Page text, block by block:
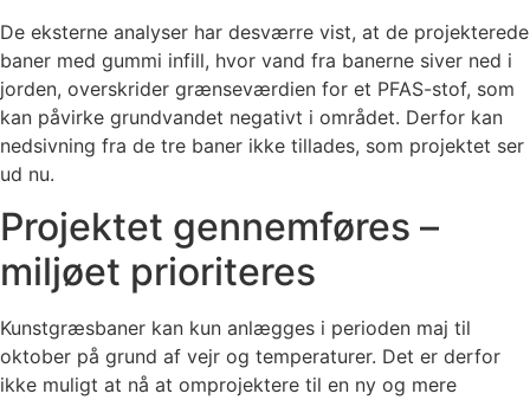
De eksterne analyser har desværre vist, at de projekterede
baner med gummi infill, hvor vand fra banerne siver ned i
jorden, overskrider grænseværdien for et PFAS-stof, som
kan påvirke grundvandet negativt i området. Derfor kan
nedsivning fra de tre baner ikke tillades, som projektet ser
ud nu.
Projektet gennemføres –
miljøet prioriteres
Kunstgræsbaner kan kun anlægges i perioden maj til
oktober på grund af vejr og temperaturer. Det er derfor
ikke muligt at nå at omprojektere til en ny og mere